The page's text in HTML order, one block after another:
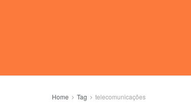
Home Tag telecomunicações